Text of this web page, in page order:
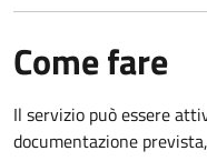
Come fare
Il servizio può essere
documentazione